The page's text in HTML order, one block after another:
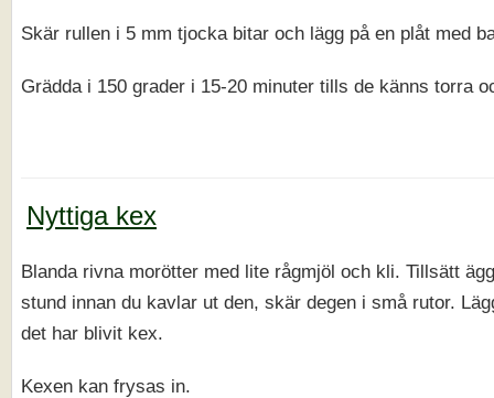
Skär rullen i 5 mm tjocka bitar och lägg på en plåt med
Grädda i 150 grader i 15-20 minuter tills de känns torra
Nyttiga kex
Blanda rivna morötter med lite rågmjöl och kli. Tillsätt
stund innan du kavlar ut den, skär degen i små rutor.
det har blivit kex.
Kexen kan frysas in.